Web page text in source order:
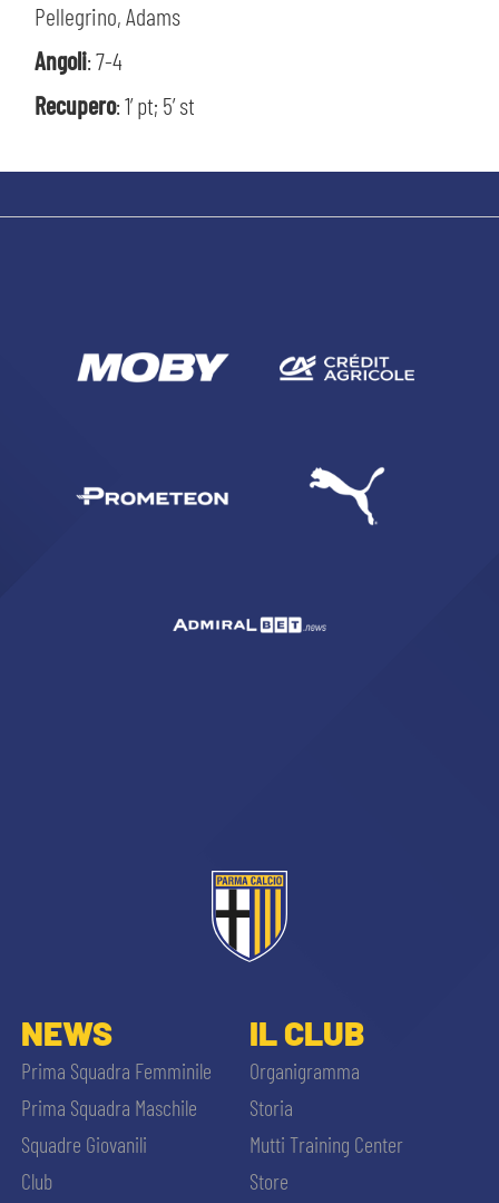
Pellegrino, Adams
Angoli: 7-4
Recupero: 1’ pt; 5’ st
NEWS
Prima Squadra Femminile
Prima Squadra Maschile
Squadre Giovanili
Club
IL CLUB
Organigramma
Storia
Mutti Training Center
Store
sempre abilitati